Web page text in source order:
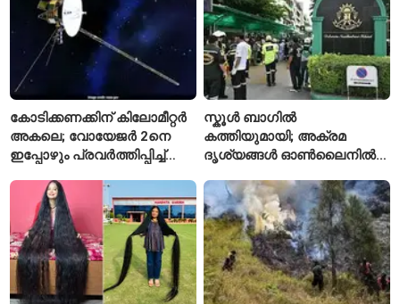
കോടിക്കണക്കിന് കിലോമീറ്റർ
അകലെ; വോയേജർ 2നെ
ഇപ്പോഴും പ്രവർത്തിപ്പിച്ച്
സ്കൂൾ ബാഗിൽ
കത്തിയുമായി; അക്രമ
ദൃശ്യങ്ങൾ ഓൺലൈനിൽ
കൗമാരക്കാരൻ